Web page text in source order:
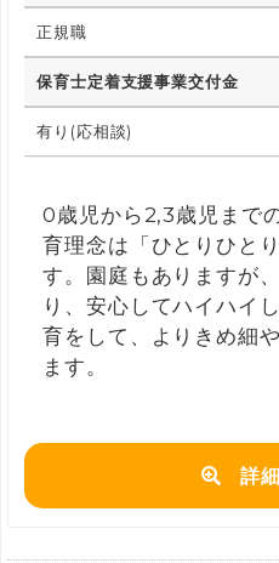
正規職
保育士定着支援事業交付金
有り(応相談)
0歳児から2,3歳児まで
育理念は「ひとりひと
す。園庭もありますが
り、安心してハイハイ
育をして、よりきめ細
ます。
詳